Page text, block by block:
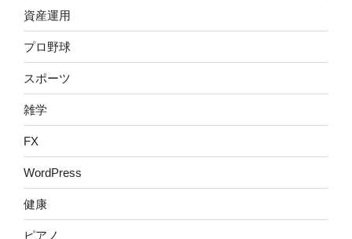
資産運用
プロ野球
スポーツ
雑学
FX
WordPress
健康
ピアノ